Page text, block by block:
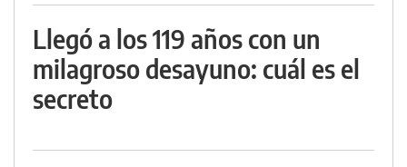
Llegó a los 119 años con un
milagroso desayuno: cuál es el
secreto